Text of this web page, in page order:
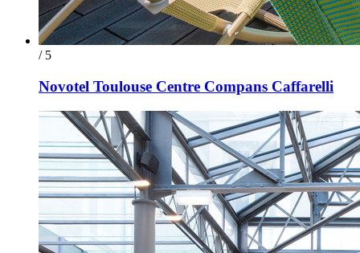
/ 5
Novotel Toulouse Centre Compans Caffarelli